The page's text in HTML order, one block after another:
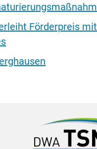
Förderpreis